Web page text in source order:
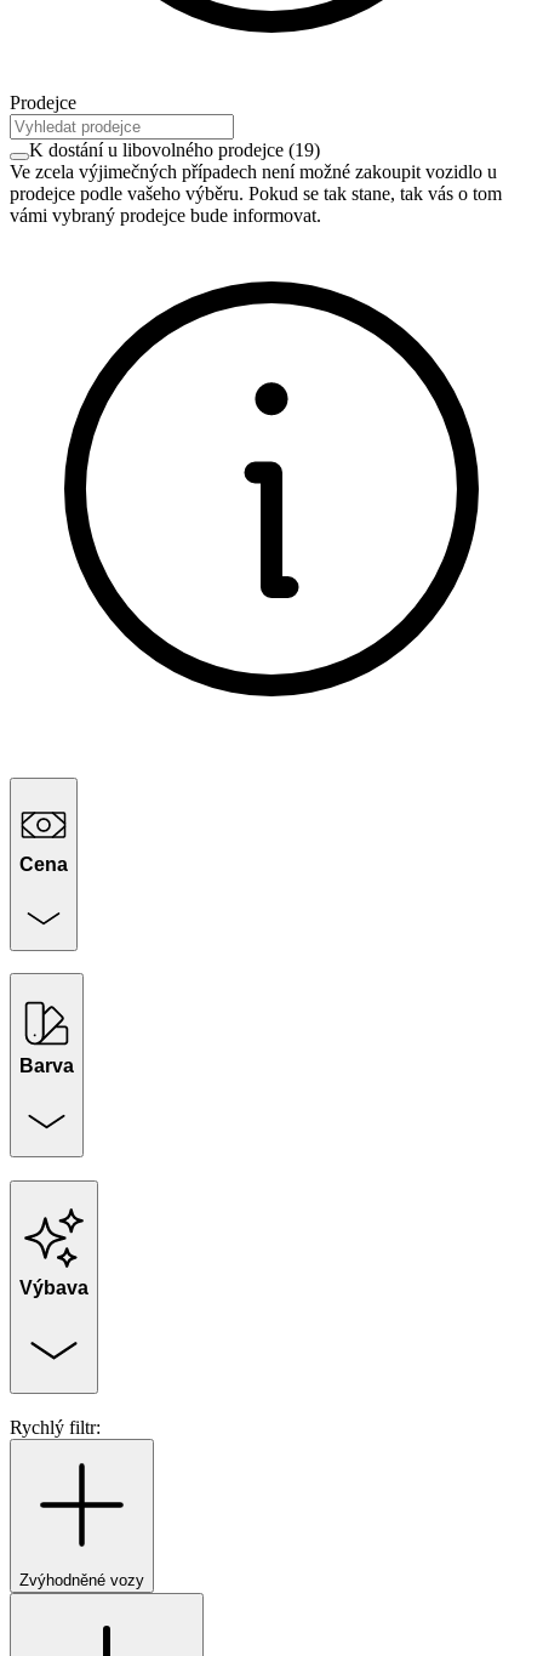
Prodejce
K dostání u libovolného prodejce (19)
Ve zcela výjimečných případech není možné zakoupit vozidlo u
prodejce podle vašeho výběru. Pokud se tak stane, tak vás o tom
vámi vybraný prodejce bude informovat.
Cena
Barva
Výbava
Rychlý filtr:
Zvýhodněné vozy